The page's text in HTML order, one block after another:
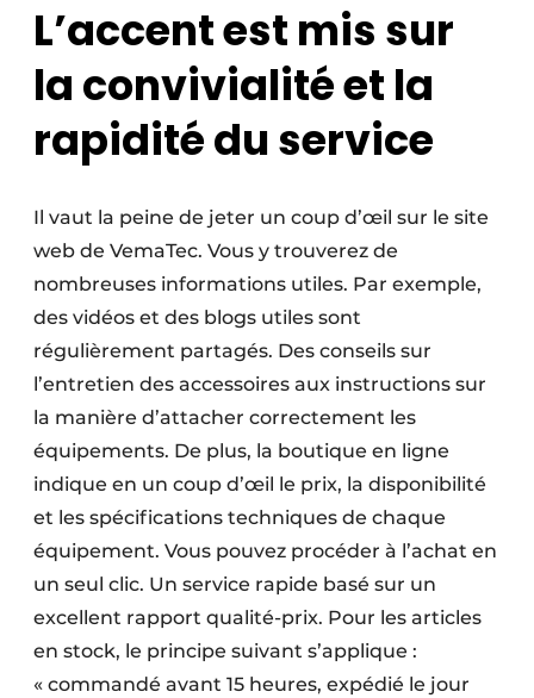
L’accent est mis sur
la convivialité et la
rapidité du service
Il vaut la peine de jeter un coup d’œil sur le site
web de VemaTec. Vous y trouverez de
nombreuses informations utiles. Par exemple,
des vidéos et des blogs utiles sont
régulièrement partagés. Des conseils sur
l’entretien des accessoires aux instructions sur
la manière d’attacher correctement les
équipements. De plus, la boutique en ligne
indique en un coup d’œil le prix, la disponibilité
et les spécifications techniques de chaque
équipement. Vous pouvez procéder à l’achat en
un seul clic. Un service rapide basé sur un
excellent rapport qualité-prix. Pour les articles
en stock, le principe suivant s’applique :
« commandé avant 15 heures, expédié le jour